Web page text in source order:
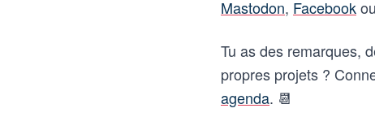
Mastodon, Facebook
Tu as des remarques,
propres projets ?
agenda. 📆